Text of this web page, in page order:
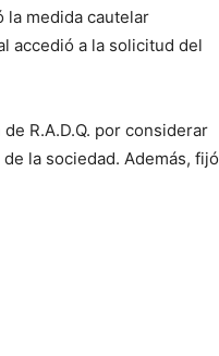
la medida cautelar
accedió a la solicitud del
R.A.D.Q. por considerar
la sociedad. Además, fijó